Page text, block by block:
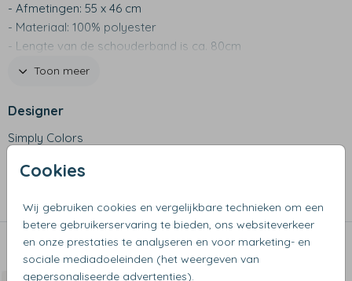
Cookies
Wij gebruiken cookies en vergelijkbare technieken om een
betere gebruikerservaring te bieden, ons websiteverkeer
en onze prestaties te analyseren en voor marketing- en
sociale mediadoeleinden (het weergeven van
gepersonaliseerde advertenties).
- Afmetingen: 55 x 46 cm
- Materiaal: 100% polyester
- Lengte van de schouderband is ca. 80cm
- Schouderband is niet verstelbaar en niet afneembaar
- Let op: het borduurstiksel is zichtbaar aan de binnenzijde
Toon meer
Designer
Simply Colors
Collectie
Dit vind je misschien ook leuk
Van €44,99 voor €31,49